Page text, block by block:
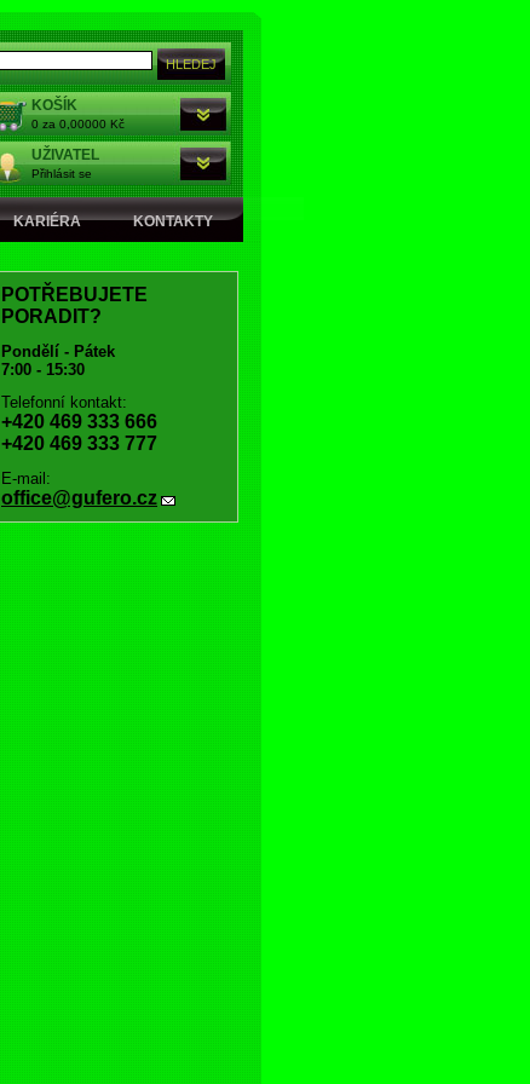
KOŠÍK
0 za 0,00000 Kč
UŽIVATEL
Přihlásit se
KARIÉRA KONTAKTY
POTŘEBUJETE
PORADIT?
Pondělí - Pátek
7:00 - 15:30
Telefonní kontakt:
+420 469 333 666
+420 469 333 777
E-mail:
office@gufero.cz